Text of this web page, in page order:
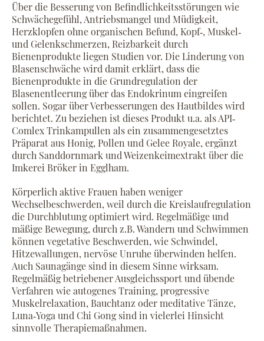
Über die Besserung von Befindlichkeitsstörungen wie
Schwächegefühl, Antriebsmangel und Müdigkeit,
Herzklopfen ohne organischen Befund, Kopf‐, Muskel‐
und Gelenkschmerzen, Reizbarkeit durch
Bienenprodukte liegen Studien vor. Die Linderung von
Blasenschwäche wird damit erklärt, dass die
Bienenprodukte in die Grundregulation der
Blasenentleerung über das Endokrinum eingreifen
sollen. Sogar über Verbesserungen des Hautbildes wird
berichtet. Zu beziehen ist dieses Produkt u.a. als API‐
Comlex Trinkampullen als ein zusammengesetztes
Präparat aus Honig, Pollen und Gelee Royale, ergänzt
durch Sanddornmark und Weizenkeimextrakt über die
Imkerei Bröker in Egglham.
Körperlich aktive Frauen haben weniger
Wechselbeschwerden, weil durch die Kreislaufregulation
die Durchblutung optimiert wird. Regelmäßige und
mäßige Bewegung, durch z.B. Wandern und Schwimmen
können vegetative Beschwerden, wie Schwindel,
Hitzewallungen, nervöse Unruhe überwinden helfen.
Auch Saunagänge sind in diesem Sinne wirksam.
Regelmäßig betriebener Ausgleichssport und übende
Verfahren wie autogenes Training, progressive
Muskelrelaxation, Bauchtanz oder meditative Tänze,
Luna‐Yoga und Chi Gong sind in vielerlei Hinsicht
sinnvolle Therapiemaßnahmen.